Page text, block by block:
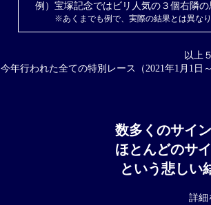
例）宝塚記念ではビリ人気の３個右隣の
※あくまでも例で、実際の結果とは異な
以上
今年行われた全ての特別レース（2021年1月1日
数多くのサイ
ほとんどのサ
という悲しい
詳細